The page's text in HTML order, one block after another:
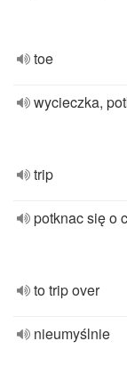
toe
wycieczka,
trip
potknac się o
to trip over
nieumyślnie